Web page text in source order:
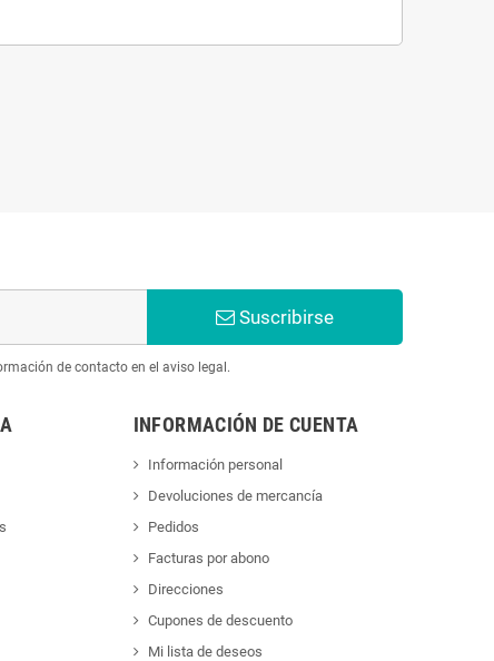
Suscribirse
de contacto en el aviso legal.
INFORMACIÓN DE CUENTA
Información personal
Devoluciones de mercancía
Pedidos
Facturas por abono
Direcciones
Cupones de descuento
Mi lista de deseos